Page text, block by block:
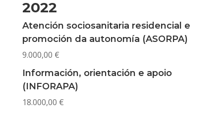
2022
Atención sociosanitaria residencial e
promoción da autonomía (ASORPA)
9.000,00 €
Información, orientación e apoio
(INFORAPA)
18.000,00 €